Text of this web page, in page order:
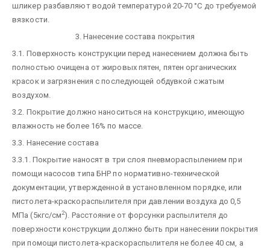
шликер разбавляют водой температурой 20-70 °С до требуемой
вязкости.
3. Нанесение состава покрытия
3.1. Поверхность конструкции перед нанесением должна быть
полностью очищена от жировых пятен, пятен органических
красок и загрязнения с последующей обдувкой сжатым
воздухом.
3.2. Покрытие должно наноситься на конструкцию, имеющую
влажность не более 16% по массе.
3.3. Нанесение состава
3.3.1. Покрытие наносят в три слоя пневмораспылением при
помощи насосов типа БНР по нормативно-технической
документации, утвержденной в установленном порядке, или
пистолета-краскораспылителя при давлении воздуха до 0,5
МПа (5кгс/см2). Расстояние от форсунки распылителя до
поверхности конструкции должно быть при нанесении покрытия
при помощи пистолета-краскораспылителя не более 40 см, а